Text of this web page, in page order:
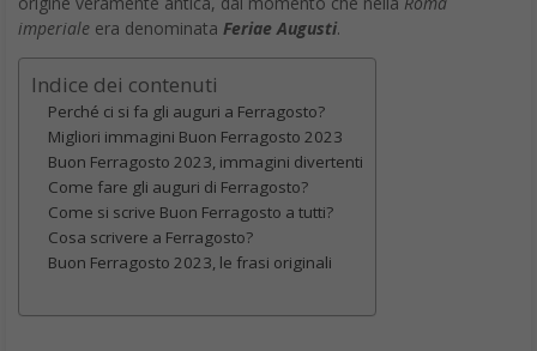
imperiale era denominata Feriae Augusti.
Indice dei contenuti
Perché ci si fa gli auguri a Ferragosto?
Migliori immagini Buon Ferragosto 2023
Buon Ferragosto 2023, immagini divertenti
Come fare gli auguri di Ferragosto?
Come si scrive Buon Ferragosto a tutti?
Cosa scrivere a Ferragosto?
Buon Ferragosto 2023, le frasi originali